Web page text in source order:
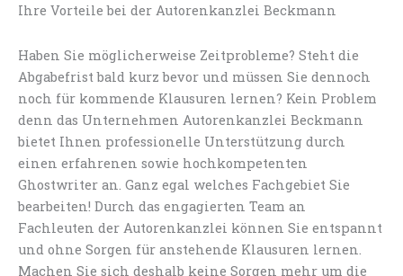
Ihre Vorteile bei der Autorenkanzlei Beckmann
Haben Sie möglicherweise Zeitprobleme? Steht die
Abgabefrist bald kurz bevor und müssen Sie dennoch
noch für kommende Klausuren lernen? Kein Problem
denn das Unternehmen Autorenkanzlei Beckmann
bietet Ihnen professionelle Unterstützung durch
einen erfahrenen sowie hochkompetenten
Ghostwriter an. Ganz egal welches Fachgebiet Sie
bearbeiten! Durch das engagierten Team an
Fachleuten der Autorenkanzlei können Sie entspannt
und ohne Sorgen für anstehende Klausuren lernen.
Machen Sie sich deshalb keine Sorgen mehr um die